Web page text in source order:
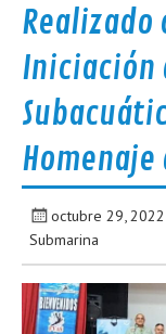
Realizado
Iniciación
Homenaje
octubre 29, 2022
Submarina